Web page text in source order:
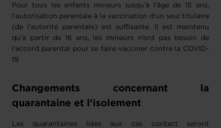
Pour tous les enfants mineurs jusqu’à l’âge de 15 ans,
l’autorisation parentale à la vaccination d’un seul titulaire
(de l’autorité parentale) est suffisante. Il est maintenu
qu’à partir de 16 ans, les mineurs n’ont pas besoin de
l’accord parental pour se faire vacciner contre la COVID-
19
Changements concernant la
quarantaine et l’isolement
Les quarantaines liées aux cas contact seront